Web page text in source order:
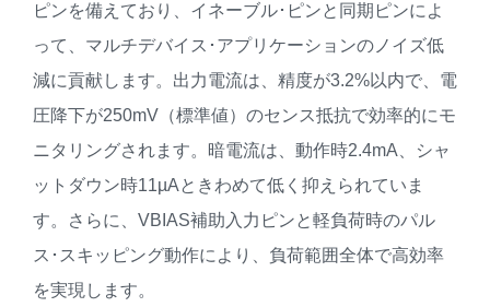
ピンを備えており、イネーブル･ピンと同期ピンによ
って、マルチデバイス･アプリケーションのノイズ低
減に貢献します。出力電流は、精度が3.2%以内で、電
圧降下が250mV（標準値）のセンス抵抗で効率的にモ
ニタリングされます。暗電流は、動作時2.4mA、シャ
ットダウン時11µAときわめて低く抑えられていま
す。さらに、VBIAS補助入力ピンと軽負荷時のパル
ス･スキッピング動作により、負荷範囲全体で高効率
を実現します。